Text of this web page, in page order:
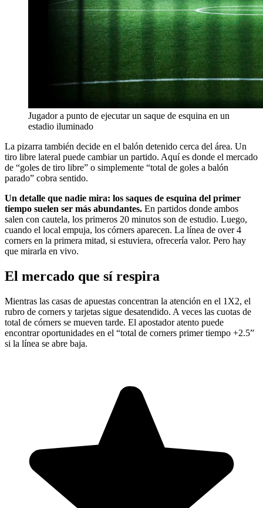
Jugador a punto de ejecutar un saque de esquina en un
estadio iluminado
La pizarra también decide en el balón detenido cerca del área. Un
tiro libre lateral puede cambiar un partido. Aquí es donde el mercado
de “goles de tiro libre” o simplemente “total de goles a balón
parado” cobra sentido.
Un detalle que nadie mira: los saques de esquina del primer
tiempo suelen ser más abundantes. En partidos donde ambos
salen con cautela, los primeros 20 minutos son de estudio. Luego,
cuando el local empuja, los córners aparecen. La línea de over 4
corners en la primera mitad, si estuviera, ofrecería valor. Pero hay
que mirarla en vivo.
El mercado que sí respira
Mientras las casas de apuestas concentran la atención en el 1X2, el
rubro de corners y tarjetas sigue desatendido. A veces las cuotas de
total de córners se mueven tarde. El apostador atento puede
encontrar oportunidades en el “total de corners primer tiempo +2.5”
si la línea se abre baja.